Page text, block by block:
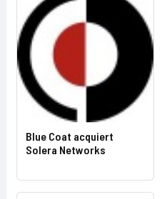
Blue Coat acquiert
Solera Networks